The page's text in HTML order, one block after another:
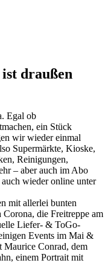
ist draußen
Egal ob
ein Stück
wir wieder einmal
Supermärkte, Kioske,
Reinigungen,
– aber auch im Abo
wieder online unter
mit allerlei bunten
die Freitreppe am
Liefer- & ToGo-
Events im Mai &
Conrad, dem
einem Portrait mit